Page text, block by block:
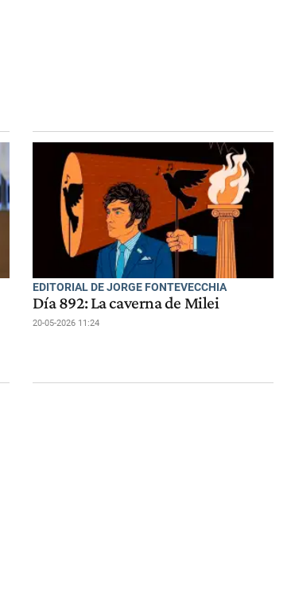
EDITORIAL DE JORGE FONTEVECCHIA
Día 892: La caverna de Milei
20-05-2026 11:24